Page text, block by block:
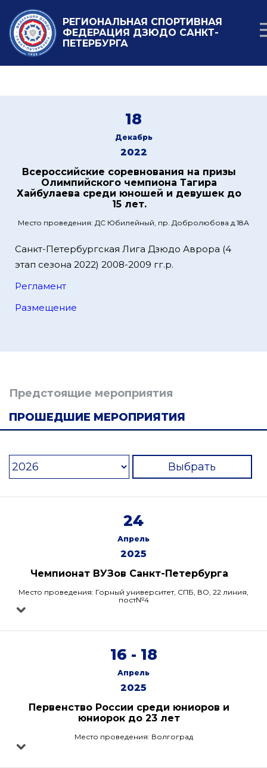
РЕГИОНАЛЬНАЯ СПОРТИВНАЯ
ФЕДЕРАЦИЯ ДЗЮДО САНКТ-
ПЕТЕРБУРГА
18
Декабрь
2022
Всероссийские соревнования на призы
Олимпийского чемпиона Тагира
Хайбулаева среди юношей и девушек до
15 лет.
Место проведения: ДС Юбилейный, пр. Добролюбова д.18А
Санкт-Петербургская Лига Дзюдо Аврора (4
этап сезона 2022) 2008-2009 гг.р.
Регламент
Размещение
Предстоящие мероприятия
ПРОШЕДШИЕ МЕРОПРИЯТИЯ
Выбрать
24
Апрель
2025
Чемпионат ВУЗов Санкт-Петербурга
Место проведения: Горный университет, СПБ, ВО, 22 линия,
пост№4
16 - 18
Апрель
2025
Первенство России среди юниоров и
юниорок до 23 лет
Место проведения: Волгоград